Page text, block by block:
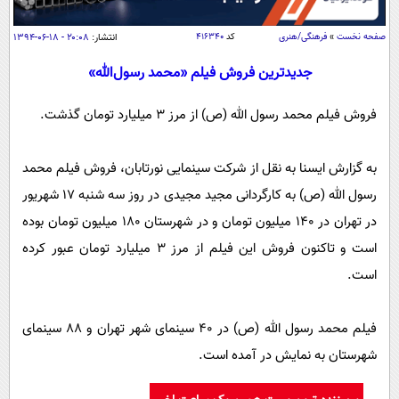
اقتصاد
اقتصادی
جامعه
سلامت
یک برش دانایی
محیط زیست
سفر و تفریح
بین الملل
فرهنگ و هنر
علم و دانش
فناوری و It
علمی
قرآن
گوناگون
خواندنی ها و دیدنی ها
آموزش زبان
صفحه نخست » فرهنگی/هنری کد۴۱۶۳۴۰ انتشار: ۲۰:۰۸ - ۱۸-۰۶-۱۳۹۴
جدیدترین فروش فیلم «محمد رسول‌الله»
فروش فیلم محمد رسول الله (ص) از مرز 3 میلیارد تومان گذشت.
به گزارش ایسنا به نقل از شرکت سینمایی نورتابان، فروش فیلم محمد
رسول الله (ص) به کارگردانی مجید مجیدی در روز سه شنبه 17 شهریور
در تهران در 140 میلیون تومان و در شهرستان 180 میلیون تومان بوده
است و تاکنون فروش این فیلم از مرز 3 میلیارد تومان عبور کرده
است.
فیلم محمد رسول الله (ص) در 40 سینمای شهر تهران و 88 سینمای
شهرستان به نمایش در آمده است.